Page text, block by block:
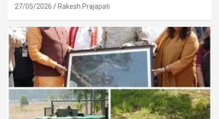
27/05/2026 Rakesh Prajapati